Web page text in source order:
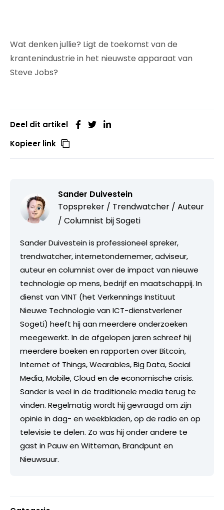
Wat denken jullie? Ligt de toekomst van de
krantenindustrie in het nieuwste apparaat van
Steve Jobs?
Deel dit artikel
Kopieer link
Sander Duivestein
Topspreker / Trendwatcher / Auteur
/ Columnist bijSogeti
Sander Duivestein is professioneel spreker,
trendwatcher, internetondernemer, adviseur,
auteur en columnist over de impact van nieuwe
technologie op mens, bedrijf en maatschappij. In
dienst van VINT (het Verkennings Instituut
Nieuwe Technologie van ICT-dienstverlener
Sogeti) heeft hij aan meerdere onderzoeken
meegewerkt. In de afgelopen jaren schreef hij
meerdere boeken en rapporten over Bitcoin,
Internet of Things, Wearables, Big Data, Social
Media, Mobile, Cloud en de economische crisis.
Sander is veel in de traditionele media terug te
vinden. Regelmatig wordt hij gevraagd om zijn
opinie in dag- en weekbladen, op de radio en op
televisie te delen. Zo was hij onder andere te
gast in Pauw en Witteman, Brandpunt en
Nieuwsuur.